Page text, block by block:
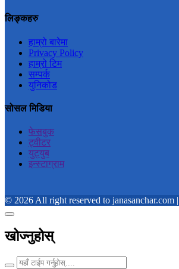
लिङ्कहरु
हाम्रो बारेमा
Privacy Policy
हाम्रो टिम
सम्पर्क
युनिकोड
सोसल मिडिया
फेसबुक
ट्वीटर
युट्युब
इन्स्टाग्राम
© 2026 All right reserved to janasanchar.com
खोज्नुहोस्